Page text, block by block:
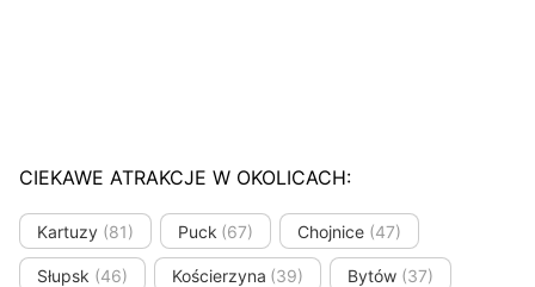
CIEKAWE ATRAKCJE W OKOLICACH:
Kartuzy (81) Puck (67) Chojnice (47)
Słupsk (46) Kościerzyna (39) Bytów (37)